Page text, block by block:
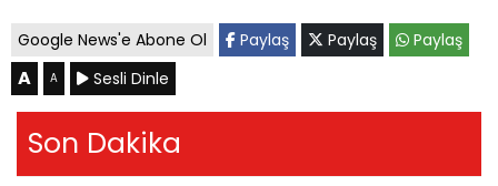
Google News'e Abone Ol Paylaş Paylaş Paylaş
A A Sesli Dinle
Son Dakika